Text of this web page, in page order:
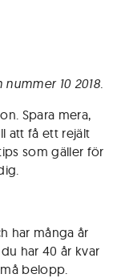
10 2018.
Spara mera,
att få ett rejält
som gäller för
har många år
har 40 år kvar
belopp.